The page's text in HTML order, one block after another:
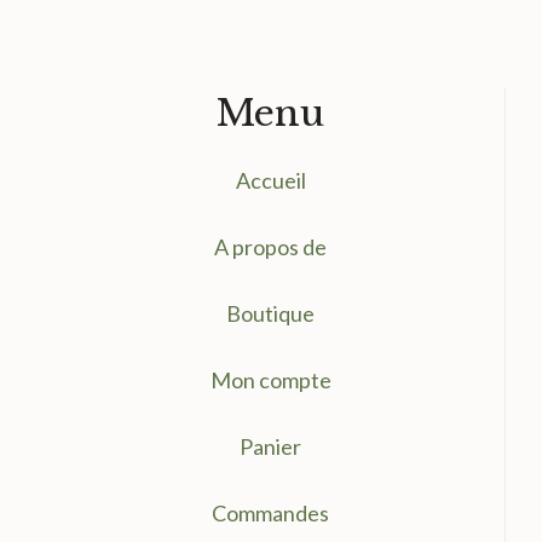
Menu
Accueil
A propos de
Boutique
Mon compte
Panier
Commandes